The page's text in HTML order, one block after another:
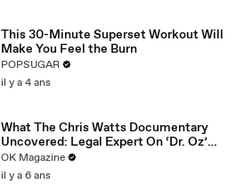
This 30-Minute Superset Workout Will
Make You Feel the Burn
POPSUGAR
il y a 4 ans
What The Chris Watts Documentary
Uncovered: Legal Expert On ‘Dr. Oz’
Has Theories
OK Magazine
il y a 6 ans